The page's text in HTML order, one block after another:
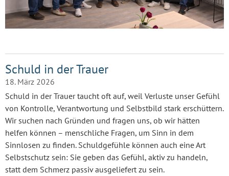
Schuld in der Trauer
18. März 2026
Schuld in der Trauer taucht oft auf, weil Verluste unser Gefühl
von Kontrolle, Verantwortung und Selbstbild stark erschüttern.
Wir suchen nach Gründen und fragen uns, ob wir hätten
helfen können – menschliche Fragen, um Sinn in dem
Sinnlosen zu finden. Schuldgefühle können auch eine Art
Selbstschutz sein: Sie geben das Gefühl, aktiv zu handeln,
statt dem Schmerz passiv ausgeliefert zu sein.